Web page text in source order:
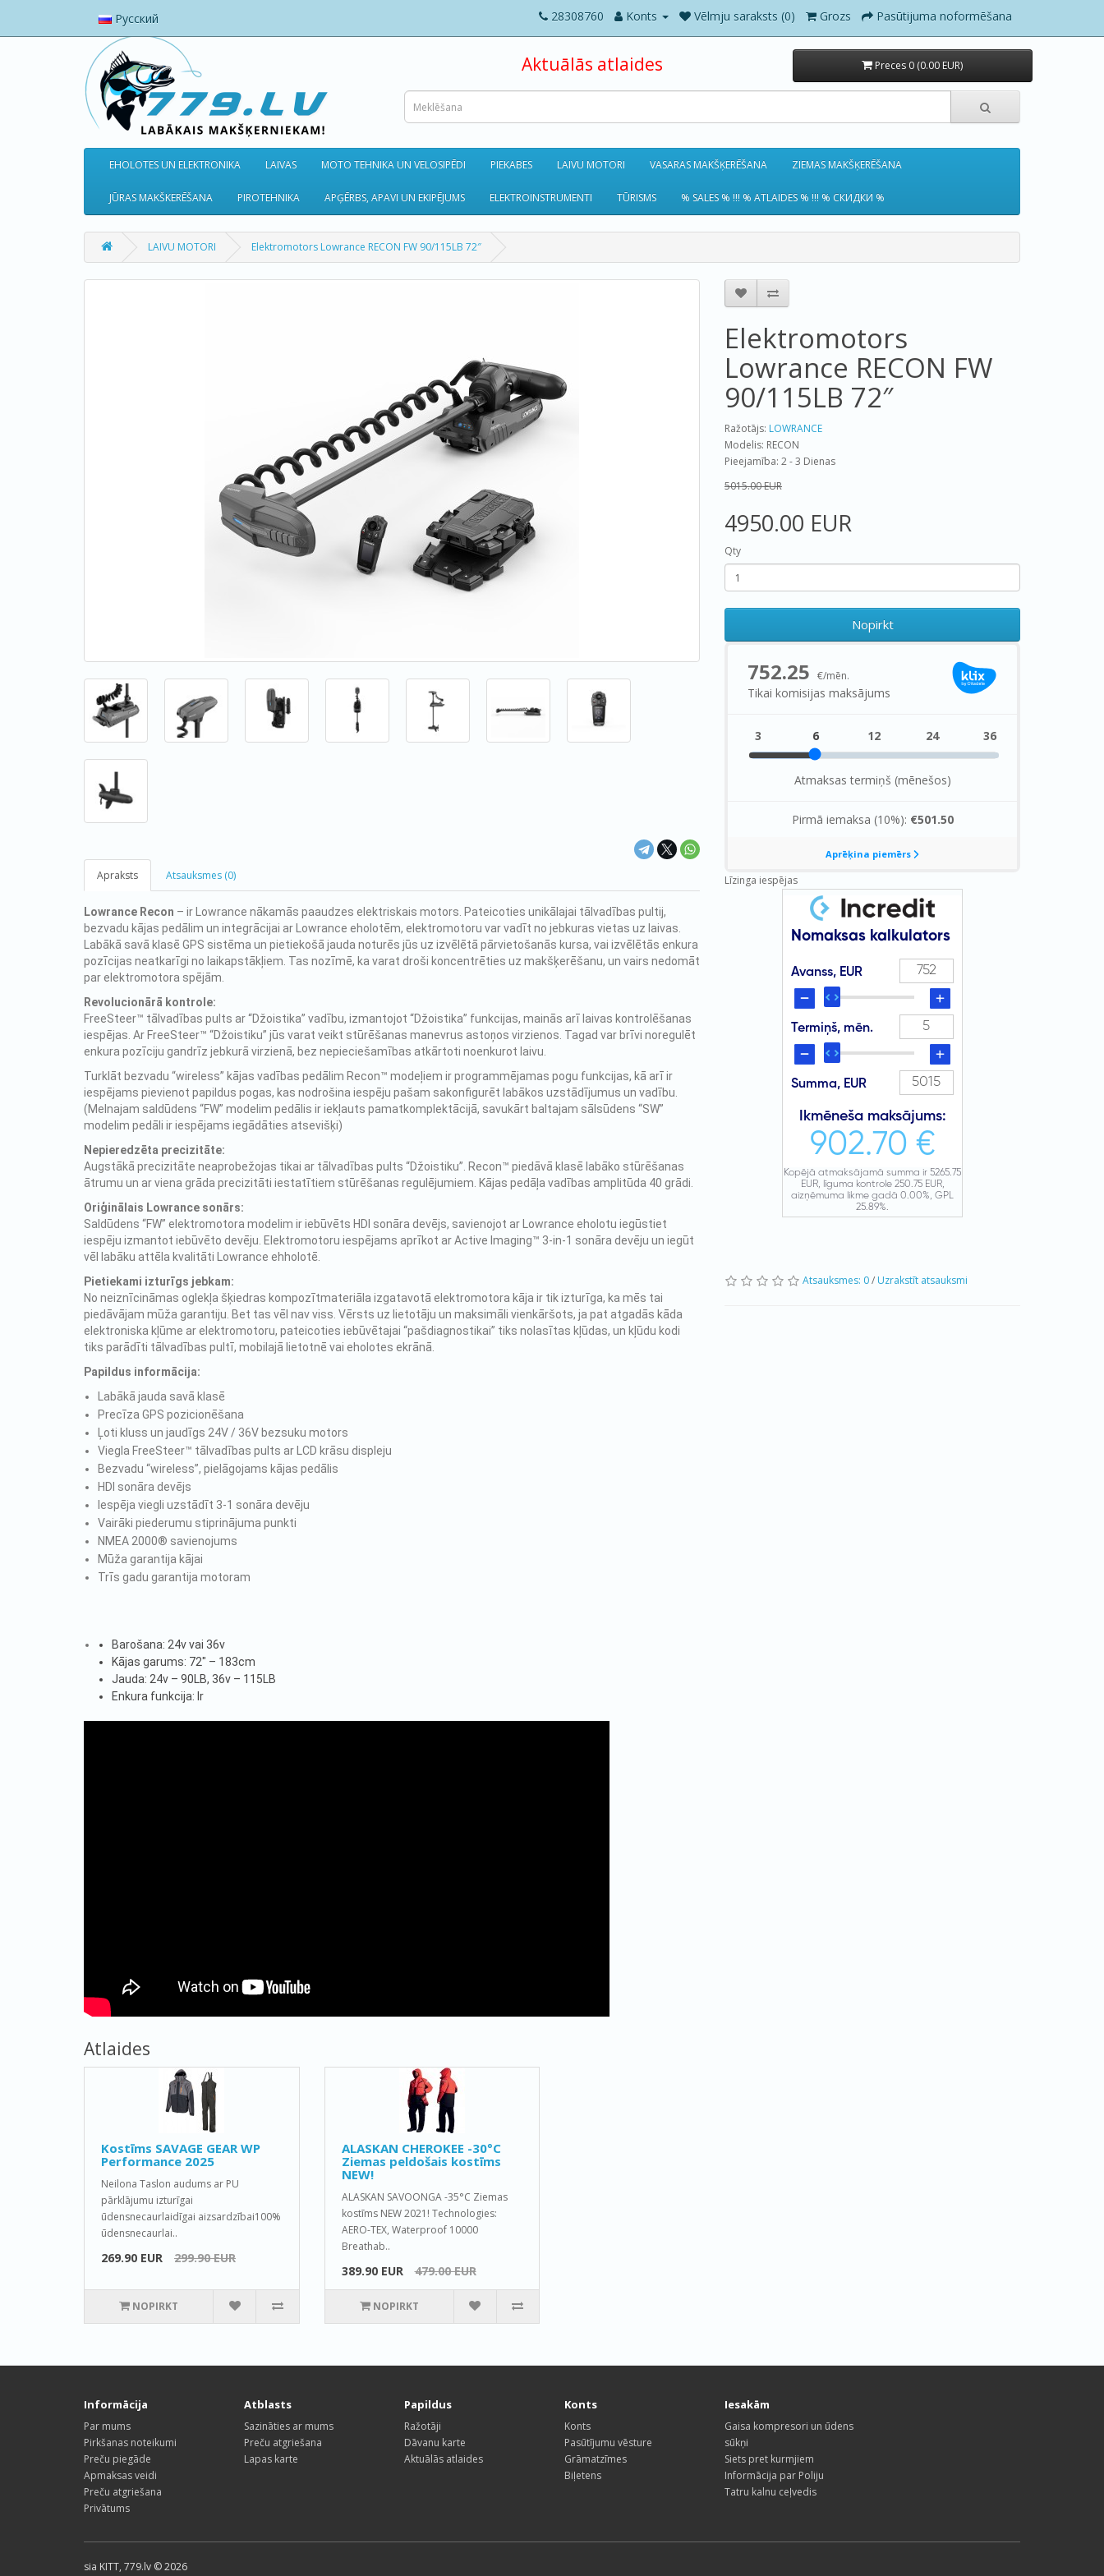
Русский 28308760 Konts Vēlmju saraksts (0) Grozs Pasūtijuma noformēšana
Aktuālās atlaides Preces 0 (0.00 EUR)
EHOLOTES UN ELEKTRONIKA LAIVAS MOTO TEHNIKA UN VELOSIPĒDI PIEKABES LAIVU MOTORI VASARAS MAKŠĶERĒŠANA ZIEMAS MAKŠĶERĒŠANA
JŪRAS MAKŠKERĒŠANA PIROTEHNIKA APĢĒRBS, APAVI UN EKIPĒJUMS ELEKTROINSTRUMENTI TŪRISMS % SALES % !!! % ATLAIDES % !!! % СКИДКИ %
LAIVU MOTORI Elektromotors Lowrance RECON FW 90/115LB 72″
Apraksts Atsauksmes (0)
Lowrance Recon – ir Lowrance nākamās paaudzes elektriskais motors. Pateicoties unikālajai tālvadības pultij,
bezvadu kājas pedālim un integrācijai ar Lowrance eholotēm, elektromotoru var vadīt no jebkuras vietas uz laivas.
Labākā savā klasē GPS sistēma un pietiekošā jauda noturēs jūs uz izvēlētā pārvietošanās kursa, vai izvēlētās enkura
pozīcijas neatkarīgi no laikapstākļiem. Tas nozīmē, ka varat droši koncentrēties uz makšķerēšanu, un vairs nedomāt
par elektromotora spējām.
Revolucionārā kontrole:
FreeSteer™ tālvadības pults ar “Džoistika” vadību, izmantojot “Džoistika” funkcijas, mainās arī laivas kontrolēšanas
iespējas. Ar FreeSteer™ “Džoistiku” jūs varat veikt stūrēšanas manevrus astoņos virzienos. Tagad var brīvi noregulēt
enkura pozīciju gandrīz jebkurā virzienā, bez nepieciešamības atkārtoti noenkurot laivu.
Turklāt bezvadu “wireless” kājas vadības pedālim Recon™ modeļiem ir programmējamas pogu funkcijas, kā arī ir
iespējams pievienot papildus pogas, kas nodrošina iespēju pašam sakonfigurēt labākos uzstādījumus un vadību.
(Melnajam saldūdens “FW” modelim pedālis ir iekļauts pamatkomplektācijā, savukārt baltajam sālsūdens “SW”
modelim pedāli ir iespējams iegādāties atsevišķi)
Nepieredzēta precizitāte:
Augstākā precizitāte neaprobežojas tikai ar tālvadības pults “Džoistiku”. Recon™ piedāvā klasē labāko stūrēšanas
ātrumu un ar viena grāda precizitāti iestatītiem stūrēšanas regulējumiem. Kājas pedāļa vadības amplitūda 40 grādi.
Oriģinālais Lowrance sonārs:
Saldūdens “FW” elektromotora modelim ir iebūvēts HDI sonāra devējs, savienojot ar Lowrance eholotu iegūstiet
iespēju izmantot iebūvēto devēju. Elektromotoru iespējams aprīkot ar Active Imaging™ 3-in-1 sonāra devēju un iegūt
vēl labāku attēla kvalitāti Lowrance ehholotē.
Pietiekami izturīgs jebkam:
No neiznīcināmas oglekļa šķiedras kompozītmateriāla izgatavotā elektromotora kāja ir tik izturīga, ka mēs tai
piedāvājam mūža garantiju. Bet tas vēl nav viss. Vērsts uz lietotāju un maksimāli vienkāršots, ja pat atgadās kāda
elektroniska kļūme ar elektromotoru, pateicoties iebūvētajai “pašdiagnostikai” tiks nolasītas kļūdas, un kļūdu kodi
tiks parādīti tālvadības pultī, mobilajā lietotnē vai eholotes ekrānā.
Papildus informācija:
Labākā jauda savā klasē
Precīza GPS pozicionēšana
Ļoti kluss un jaudīgs 24V / 36V bezsuku motors
Viegla FreeSteer™ tālvadības pults ar LCD krāsu displeju
Bezvadu “wireless”, pielāgojams kājas pedālis
HDI sonāra devējs
Iespēja viegli uzstādīt 3-1 sonāra devēju
Vairāki piederumu stiprinājuma punkti
NMEA 2000® savienojums
Mūža garantija kājai
Trīs gadu garantija motoram
Barošana: 24v vai 36v
Kājas garums: 72″ – 183cm
Jauda: 24v – 90LB, 36v – 115LB
Enkura funkcija: Ir
Elektromotors
Lowrance RECON FW
90/115LB 72″
Ražotājs: LOWRANCE
Modelis: RECON
Pieejamība: 2 - 3 Dienas
5015.00 EUR
4950.00 EUR
Qty
Nopirkt
Līzinga iespējas
Atsauksmes: 0/ Uzrakstīt atsauksmi
Atlaides
Kostīms SAVAGE GEAR WP
Performance 2025
Neilona Taslon audums ar PU
pārklājumu izturīgai
ūdensnecaurlaidīgai aizsardzībai100%
ūdensnecaurlai..
269.90 EUR 299.90 EUR
NOPIRKT
ALASKAN CHEROKEE -30°C
Ziemas peldošais kostīms
NEW!
ALASKAN SAVOONGA -35°C Ziemas
kostīms NEW 2021! Technologies:
AERO-TEX, Waterproof 10000
Breathab..
389.90 EUR 479.00 EUR
NOPIRKT
Informācija
Par mums
Pirkšanas noteikumi
Preču piegāde
Apmaksas veidi
Preču atgriešana
Privātums
Atblasts
Sazināties ar mums
Preču atgriešana
Lapas karte
Papildus
Ražotāji
Dāvanu karte
Aktuālās atlaides
Konts
Konts
Pasūtījumu vēsture
Grāmatzīmes
Biļetens
Iesakām
Gaisa kompresori un ūdens
sūkņi
Siets pret kurmjiem
Informācija par Poliju
Tatru kalnu ceļvedis
sia KITT, 779.lv © 2026